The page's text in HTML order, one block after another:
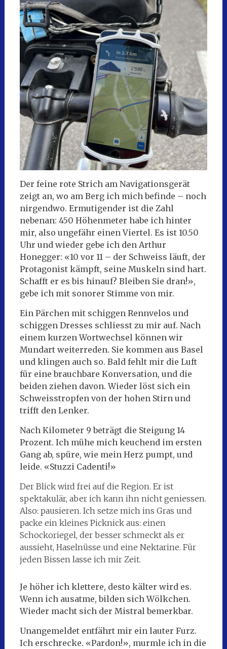
Der feine rote Strich am Navigationsgerät
zeigt an, wo am Berg ich mich befinde – noch
nirgendwo. Ermutigender ist die Zahl
nebenan: 450 Höhenmeter habe ich hinter
mir, also ungefähr einen Viertel. Es ist 10.50
Uhr und wieder gebe ich den Arthur
Honegger: «10 vor 11 – der Schweiss läuft, der
Protagonist kämpft, seine Muskeln sind hart.
Schafft er es bis hinauf? Bleiben Sie dran!»,
gebe ich mit sonorer Stimme von mir.
Ein Pärchen mit schiggen Rennvelos und
schiggen Dresses schliesst zu mir auf. Nach
einem kurzen Wortwechsel können wir
Mundart weiterreden. Sie kommen aus Basel
und klingen auch so. Bald fehlt mir die Luft
für eine brauchbare Konversation, und die
beiden ziehen davon. Wieder löst sich ein
Schweisstropfen von der hohen Stirn und
trifft den Lenker.
Nach Kilometer 9 beträgt die Steigung 14
Prozent. Ich mühe mich keuchend im ersten
Gang ab, spüre, wie mein Herz pumpt, und
leide. «Stuzzi Cadenti!»
Der Blick wird frei auf die Region. Er ist
spektakulär, aber ich kann ihn nicht geniessen.
Also: pausieren. Ich setze mich ins Gras und
packe ein kleines Picknick aus: einen
Schockoriegel, der besser schmeckt als er
aussieht, Haselnüsse und eine Nektarine. Für
jeden Bissen lasse ich mir Zeit.
Je höher ich klettere, desto kälter wird es.
Wenn ich ausatme, bilden sich Wölkchen.
Wieder macht sich der Mistral bemerkbar.
Unangemeldet entfährt mir ein lauter Furz.
Ich erschrecke. «Pardon!», murmle ich in die